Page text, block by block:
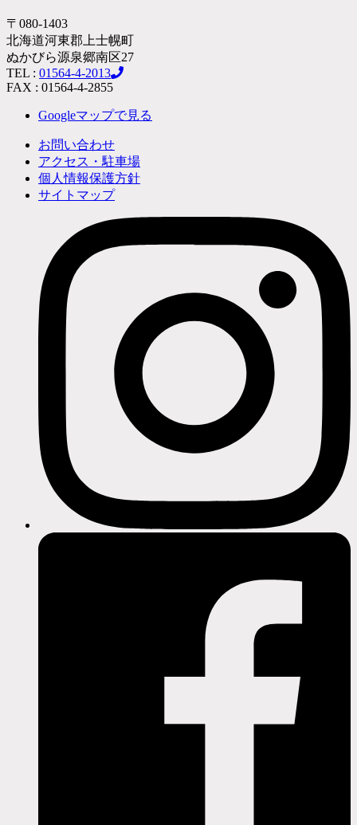
〒080-1403
北海道河東郡上士幌町
ぬかびら源泉郷南区27
TEL : 01564-4-2013
FAX : 01564-4-2855
Googleマップで見る
お問い合わせ
アクセス・駐車場
個人情報保護方針
サイトマップ